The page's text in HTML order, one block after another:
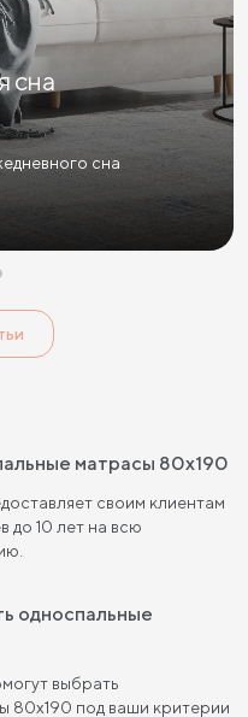
Высокие матрасы
для кроватей
сна
сна
матрасы 80х190
своим клиентам
до 10 лет на всю
выбрать
80х190 под ваши критерии